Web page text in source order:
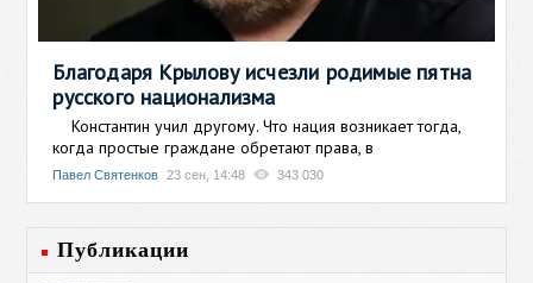
Благодаря Крылову исчезли родимые пятна
русского национализма
Константин учил другому. Что нация возникает тогда,
когда простые граждане обретают права, в
Павел Святенков 23 сен, 14:48 343 030
Публикации